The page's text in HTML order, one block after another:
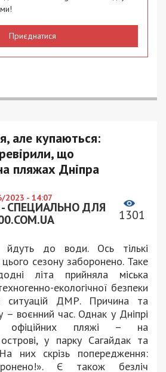
Приєднатися
але купаються:
що
пляжах Дніпра
2023 - 14:07
СПЕЦИАЛЬНО ДЛЯ
1301
йдуть до води. Ось тількі
цього сезону заборонено. Таке
літа прийняла міська
екологічної безпеки
ситуацій ДМР. Причина та
– воєнний час. Однак у Дніпрі
офіційних пляжі – на
у парку Сагайдак та
них скрізь попередження:
Є також безліч